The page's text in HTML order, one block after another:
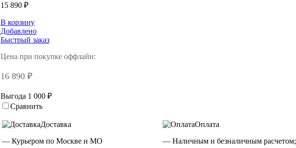
15 890 ₽
В корзину
Добавлено
Быстрый заказ
Цена при покупке оффлайн:
16 890 ₽
Выгода 1 000 ₽
Сравнить
Доставка
— Курьером по Москве и МО
Оплата
— Наличным и безналичным расчетом;